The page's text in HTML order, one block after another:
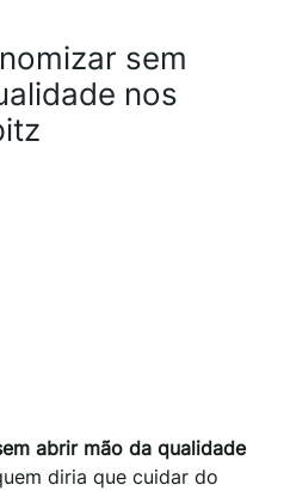
sem
nos
abrir mão da qualidade
diria que cuidar do